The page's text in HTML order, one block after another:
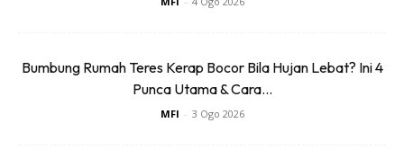
Bumbung Rumah Teres Kerap Bocor Bila Hujan Lebat? Ini 4
Punca Utama & Cara...
MFI - 3 Ogo 2026